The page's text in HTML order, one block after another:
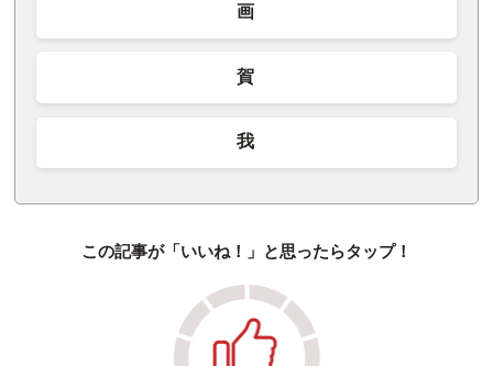
画
賀
我
この記事が「いいね！」と思ったらタップ！